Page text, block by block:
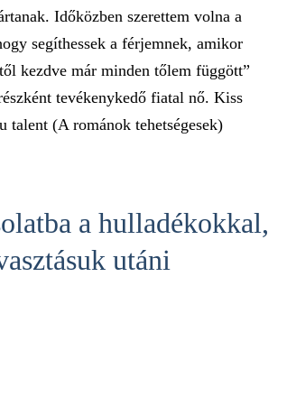
Időközben szerettem volna a
segíthessek a férjemnek, amikor
kezdve már minden tőlem függött”
tevékenykedő fiatal nő. Kiss
talent (A románok tehetségesek)
a hulladékokkal,
utáni